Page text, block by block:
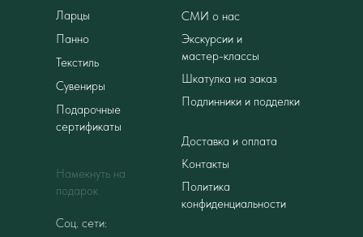
Ларцы
Панно
Текстиль
Сувениры
Подарочные
сертификаты
Намекнуть на
подарок
Контакты
Экскурсии и
мастер-классы
Подлинники и подделки
Доставка и оплата
Соц. сети:
Шкатулка на заказ
Политика
конфиденциальности
СМИ о нас